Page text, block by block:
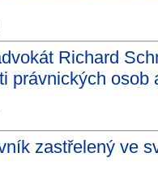
Richard
právnických
zastřelený ve